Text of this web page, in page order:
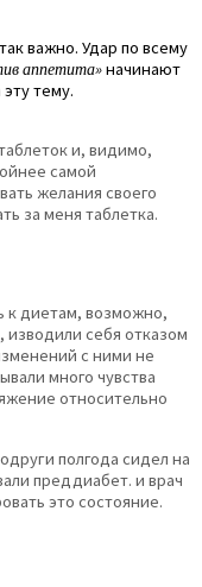
важно. Удар по всему
аппетита»начинают
тему.
и, видимо,
самой
желания своего
за меня таблетка.
к диетам, возможно,
изводили себя отказом
с ними не
много чувства
относительно
полгода сидел на
преддиабет. и врач
это состояние.